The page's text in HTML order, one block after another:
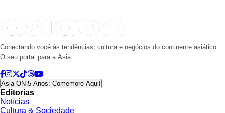
Conectando você às tendências, cultura e negócios do continente asiático.
O seu portal para a Ásia.
Asia ON 5 Anos: Comemore Aqui!
Editorias
Notícias
Cultura & Sociedade